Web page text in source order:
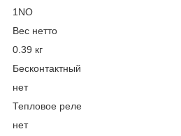
1NO
Вес нетто
0.39 кг
Бесконтактный
нет
Тепловое реле
нет